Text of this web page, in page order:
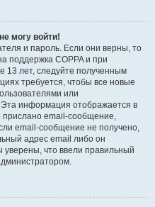
могу войти!
и пароль. Если они верны, то
поддержка COPPA и при
13 лет, следуйте полученным
требуется, чтобы все новые
или
информация отображается в
прислано email-сообщение,
email-сообщение не получено,
адрес email либо он
что ввели правильный